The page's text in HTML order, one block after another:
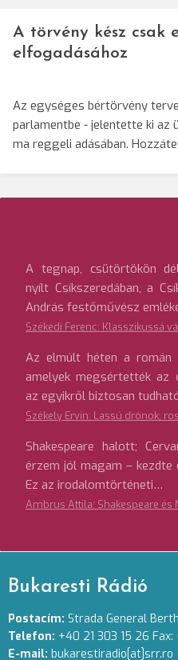
A törvény kész csak
elfogadásához
Az egységes bértörvény
parlamentbe - jelentette ki az
ma reggeli adásában.
A tegnap, csütörtökön
nyílt Csíkszeredában, a
András festőművész
Székedi Ferenc: Klasszikussá
Az elmúlt héten a
amelyek megsértették az
az egyikről biztosan
Székely Ervin: Lassú drónok,
Shakespeare halott;
érzem jól magam – kezdte
Ez az irodalomtörténeti…
Ambrus Attila: Shakespeare és
Bukaresti Rádió
Postacím: Strada General
Telefon: +40 21 303 15 26
E-mail: bukarestiradio[at]srr.ro